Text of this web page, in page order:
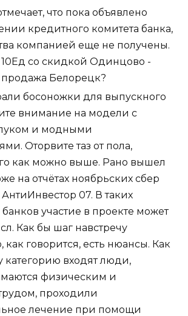
что пока объявлено
кредитного комитета банка,
компанией еще не получены.
со скидкой Одинцово -
Белорецк?
босоножки для выпускного
внимание на модели с
и модными
Оторвите таз от пола,
как можно выше. Рано вышел
на отчётах ноябрьских сбер
АнтиИнвестор 07. В таких
участие в проекте может
Как бы шаг навстречу
как говорится, есть нюансы. Как
категорию входят люди,
физическим и
проходили
лечение при помощи